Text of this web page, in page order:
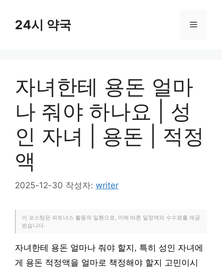
24시 약국 메
자녀한테 용돈 얼마
나 줘야 하나요 | 성
인 자녀 | 용돈 | 적정
액
2025-12-30 작성자: writer
이 포스팅은 파트너스 활동의 일환으로, 이에 따른 일정액의 수수료를 제공
받습니다.
자녀한테 용돈 얼마나 줘야 할지, 특히 성인 자녀에
게 용돈 적정액을 얼마로 책정해야 할지 고민이시